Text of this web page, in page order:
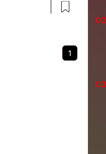
るのか・その変化は、
いった「構造」や「背
に向けた、思考のため
な人におすすめ・2026
1
02
03